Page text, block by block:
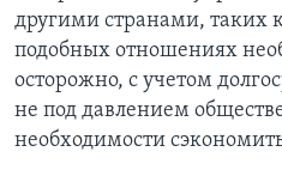
другими странами, таких
подобных отношениях
осторожно, с учетом
не под давлением
необходимости